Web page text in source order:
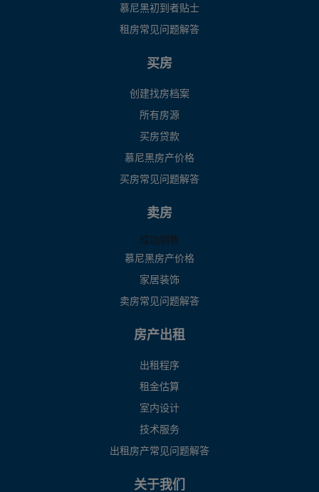
慕尼黑初到者贴士
租房常见问题解答
买房
创建找房档案
所有房源
买房贷款
慕尼黑房产价格
买房常见问题解答
卖房
成功销售
慕尼黑房产价格
家居装饰
卖房常见问题解答
房产出租
出租程序
租金估算
室内设计
技术服务
出租房产常见问题解答
关于我们